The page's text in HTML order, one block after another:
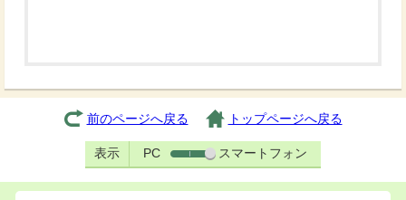
前のページへ戻る トップページへ戻る
表示 PC スマートフォン